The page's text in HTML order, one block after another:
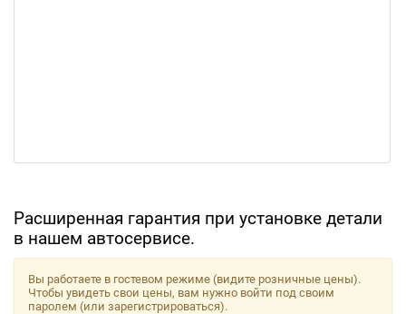
Расширенная гарантия при установке детали
в нашем автосервисе.
Вы работаете в гостевом режиме (видите розничные цены).
Чтобы увидеть свои цены, вам нужно войти под своим
паролем (или зарегистрироваться).